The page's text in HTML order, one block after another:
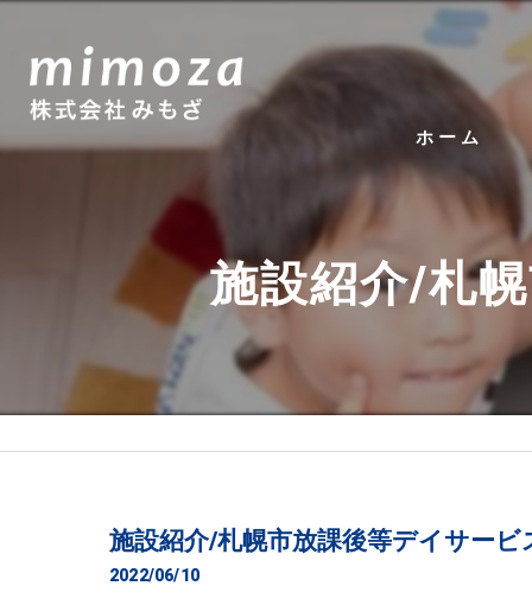
ホーム
施設紹介/札
施設紹介/札幌市放課後等デイサー
2022/06/10